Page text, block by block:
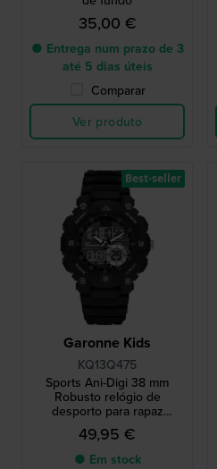
35,00 €
● Entrega num prazo de 3
até 5 dias úteis
Comparar
Ver produto
Garonne Kids
KQ13Q475
Sports Ani-Digi 38 mm
Robusto relógio de
desporto para rapaz
analógico e digital
49,95 €
● Em stock
Best-seller